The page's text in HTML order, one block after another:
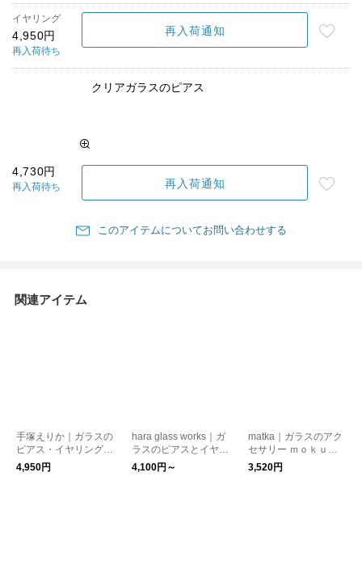
イヤリング
4,950円
再入荷待ち
再入荷通知
クリアガラスのピアス
4,730円
再入荷待ち 再入荷通知
このアイテムについてお問い合わせする
関連アイテム
手塚えりか｜ガラスの
ピアス・イヤリング
【プレゼント】【母の
日】
4,950円
hara glass works｜ガ
ラスのピアスとイヤリ
ング（○□）【ピア
ス・イヤリング】【プ
4,100円～
matka｜ガラスのアク
セサリー ｍｏｋｕ
（モク）【ピアス・イ
ヤリング】【プレゼン
3,520円